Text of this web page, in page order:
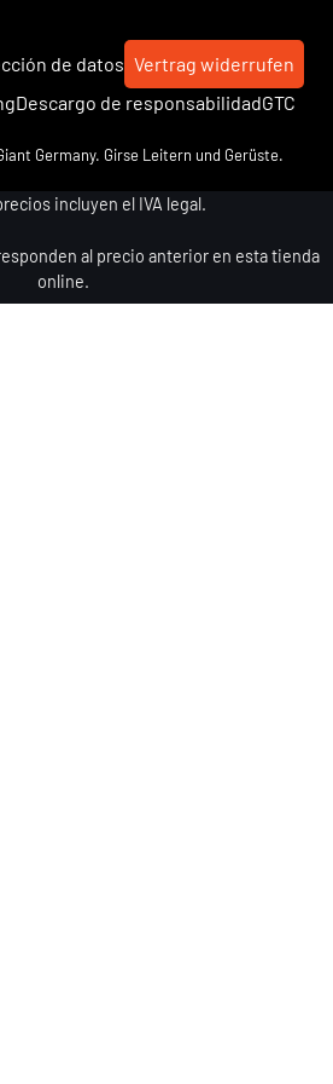
de datos Vertrag widerrufen
Descargo de responsabilidadGTC
Germany. Girse Leitern und Gerüste.
incluyen el IVA legal.
al precio anterior en esta tienda
online.